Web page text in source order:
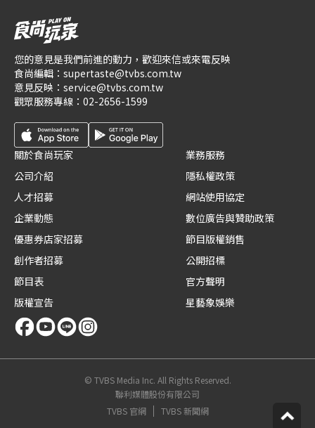
您的意見是我們前進的動力，歡迎來信或來電反映
食尚編輯： supertaste@tvbs.com.tw
意見反映： service@tvbs.com.tw
觀眾服務專線： 02-2656-1599
關於食尚玩家
公司介紹
人才招募
企業動態
優惠券店家招募
創作者招募
節目表
版權宣告
業務服務
隱私權政策
網站使用協定
數位廣告與贊助政策
節目版權銷售
公開招標
官方聲明
星藝象娛樂
© TVBS Media Inc. All Rights Reserved.
聯利媒體股份有限公司
TVBS 官網
TVBS 新聞網